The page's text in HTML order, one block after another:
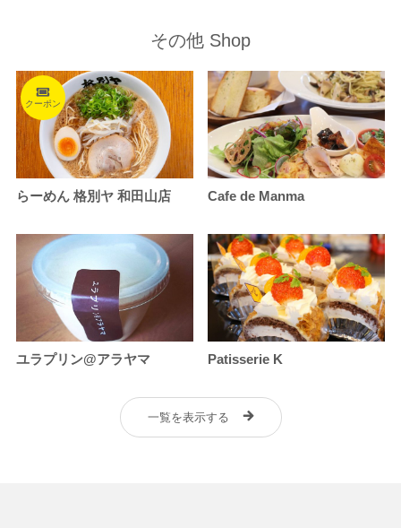
その他 Shop
らーめん 格別ヤ 和田山店
クーポン
Cafe de Manma
ユラプリン@アラヤマ Patisserie K
一覧を表示する